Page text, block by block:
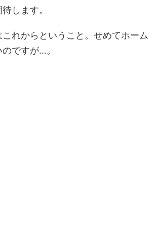
します。
れからということ。せめてホーム
ですが…。